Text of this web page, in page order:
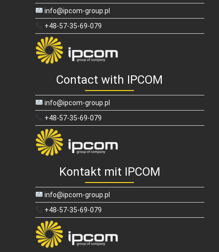
info@ipcom-group.pl
+48-57-35-69-079
Contact with IPCOM
info@ipcom-group.pl
+48-57-35-69-079
Kontakt mit IPCOM
info@ipcom-group.pl
+48-57-35-69-079